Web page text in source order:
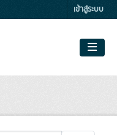
เข้าสู่ระบบ